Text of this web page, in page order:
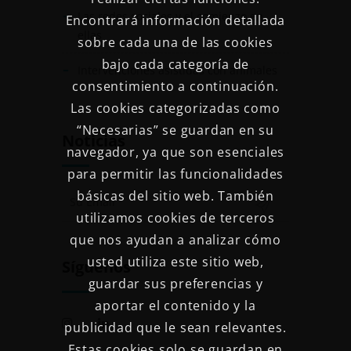
Las redes sociales y el comienzo en
ellas
Intervenciones asistidas con animales
Noticias
Síguenos
Encontrará información detallada
sobre cada una de las cookies
bajo cada categoría de
consentimiento a continuación.
Las cookies categorizadas como
“Necesarias” se guardan en su
navegador, ya que son esenciales
para permitir las funcionalidades
básicas del sitio web. También
utilizamos cookies de terceros
que nos ayudan a analizar cómo
usted utiliza este sitio web,
guardar sus preferencias y
aportar el contenido y la
publicidad que le sean relevantes.